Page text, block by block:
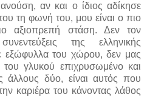
αν και ο ίδιος αδίκησε
τη φωνή του, μου είναι ο πιο
αξιοπρεπή στάση. Δεν τον
της ελληνικής
εξώφυλλα του χώρου, δεν μας
του γλυκού επιχρυσωμένο και
άλλους δύο, είναι αυτός που
καριέρα του κάνοντας λάθος